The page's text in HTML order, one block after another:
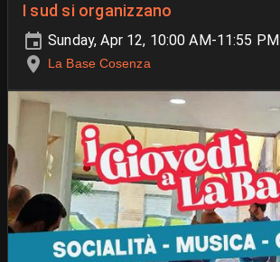
I sud si organizzano
Sunday, Apr 12, 10:00 AM-11:55 PM
La Base Cosenza